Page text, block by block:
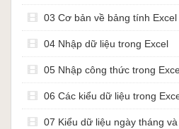
03 Cơ bản về bảng tính Excel
04 Nhập dữ liệu trong Excel
05 Nhập công thức trong
06 Các kiểu dữ liệu trong
07 Kiểu dữ liệu ngày tháng